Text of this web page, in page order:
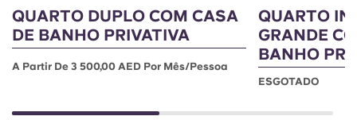
QUARTO DUPLO COM CASA
DE BANHO PRIVATIVA
A Partir De 3 500,00 AED Por Mês/pessoa
QUARTO
GRANDE
BANHO
ESGOTADO